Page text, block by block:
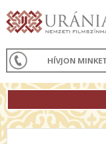
HÍVJON